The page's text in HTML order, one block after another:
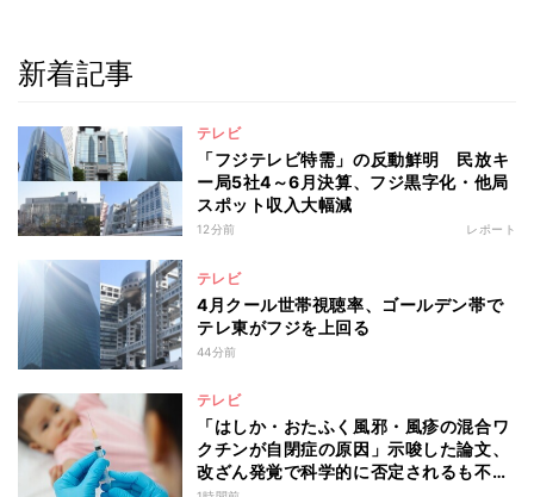
新着記事
テレビ
「フジテレビ特需」の反動鮮明 民放キ
ー局5社4～6月決算、フジ黒字化・他局
スポット収入大幅減
12分前 レポート
テレビ
4月クール世帯視聴率、ゴールデン帯で
テレ東がフジを上回る
44分前
テレビ
「はしか・おたふく風邪・風疹の混合ワ
クチンが自閉症の原因」示唆した論文、
改ざん発覚で科学的に否定されるも不安